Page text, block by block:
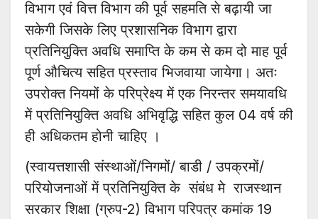
विभाग एवं वित्त विभाग की पूर्व सहमति से बढ़ायी जा
सकेगी जिसके लिए प्रशासनिक विभाग द्वारा
प्रतिनियुक्ति अवधि समाप्ति के कम से कम दो माह पूर्व
पूर्ण औचित्य सहित प्रस्ताव भिजवाया जायेगा। अतः
उपरोक्त नियमों के परिप्रेक्ष्य में एक निरन्तर समयावधि
में प्रतिनियुक्ति अवधि अभिवृद्धि सहित कुल 04 वर्ष की
ही अधिकतम होनी चाहिए ।
(स्वायत्तशासी संस्थाओं/निगमों/ बाडी / उपक्रमों/
परियोजनाओं में प्रतिनियुक्ति के संबंध मे राजस्थान
सरकार शिक्षा (ग्रुप-2) विभाग परिपत्र कमांक 19